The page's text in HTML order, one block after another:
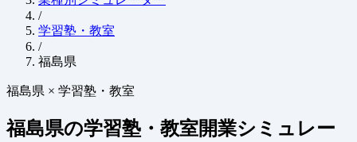
/
学習塾・教室
/
福島県
福島県 × 学習塾・教室
福島県の学習塾・教室開業シミュレー